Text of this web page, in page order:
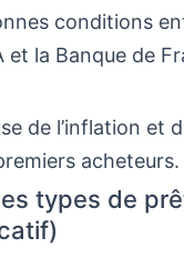
conditions
et la Banque de
de l’inflation et
acheteurs.
types de